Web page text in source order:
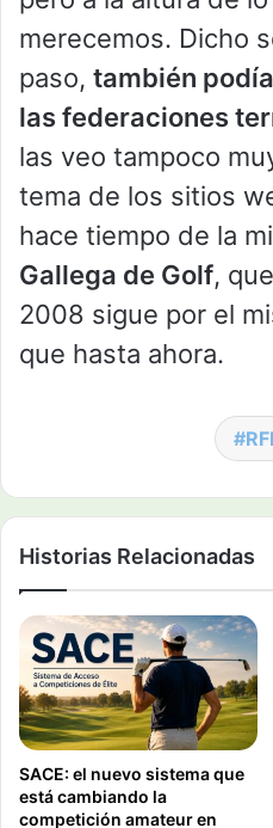
merecemos. Dicho
paso, también
las federaciones
las veo tampoco
tema de los sitios
hace tiempo de la
Gallega de Golf,
2008 sigue por el
que hasta ahora.
Historias Relacionadas
SACE: el nuevo sistema que
está cambiando la
competición amateur en